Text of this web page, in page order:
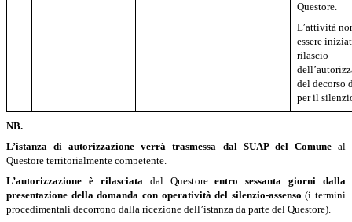
Questore.
L’attività
essere
rilascio
del decorso
per il
NB.
L’istanza di autorizzazione verrà trasmessa dal SUAP del Comuneal
Questore territorialmente competente.
L’autorizzazione è rilasciata dal Questoreentro sessanta giorni dalla
presentazione della domanda con operatività del silenzio-assenso (i termini
procedimentali decorrono dalla ricezione dell’istanza da parte del Questore).